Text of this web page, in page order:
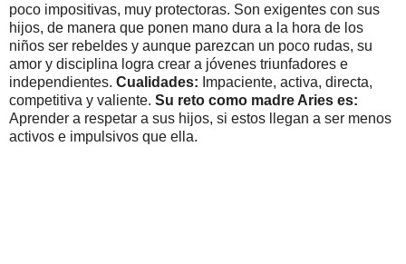
poco impositivas, muy protectoras. Son exigentes con sus
hijos, de manera que ponen mano dura a la hora de los
niños ser rebeldes y aunque parezcan un poco rudas, su
amor y disciplina logra crear a jóvenes triunfadores e
independientes. Cualidades: Impaciente, activa, directa,
competitiva y valiente. Su reto como madre Aries es:
Aprender a respetar a sus hijos, si estos llegan a ser menos
activos e impulsivos que ella.